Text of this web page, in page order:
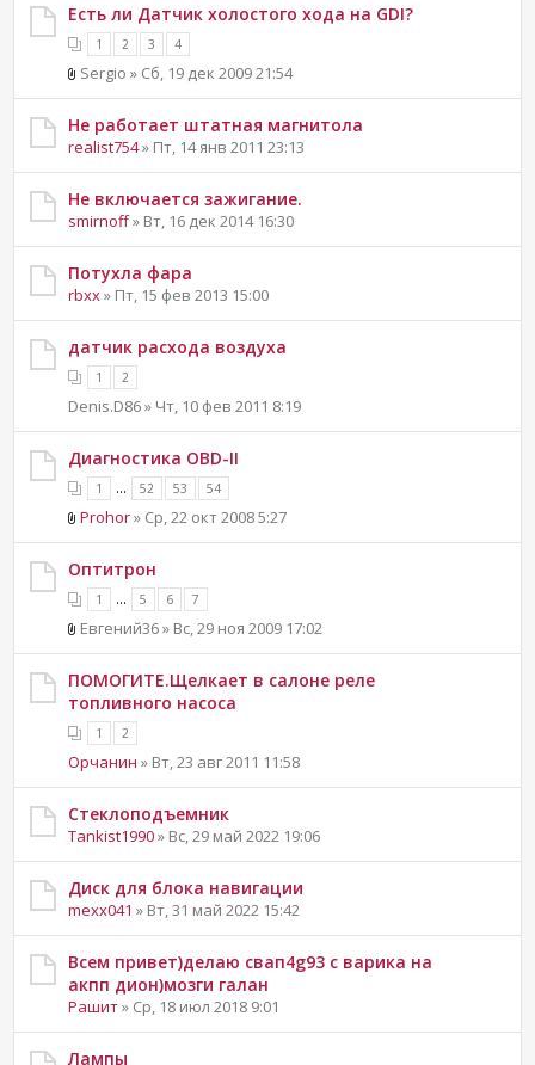
Есть ли Датчик холостого хода на GDI?
1 2 3 4
Sergio » Сб, 19 дек 2009 21:54
Не работает штатная магнитола
realist754» Пт, 14 янв 2011 23:13
Не включается зажигание.
smirnoff» Вт, 16 дек 2014 16:30
Потухла фара
rbxx» Пт, 15 фев 2013 15:00
датчик расхода воздуха
1 2
Denis.D86 » Чт, 10 фев 2011 8:19
Диагностика OBD-II
1 ... 52 53 54
Prohor» Ср, 22 окт 2008 5:27
Оптитрон
1 ... 5 6 7
Евгений36 » Вс, 29 ноя 2009 17:02
ПОМОГИТЕ.Щелкает в салоне реле
топливного насоса
1 2
Орчанин » Вт, 23 авг 2011 11:58
Стеклоподъемник
Tankist1990» Вс, 29 май 2022 19:06
Диск для блока навигации
mexx041 » Вт, 31 май 2022 15:42
Всем привет)делаю свап4g93 с варика на
акпп дион)мозги галан
Рашит» Ср, 18 июл 2018 9:01
Лампы